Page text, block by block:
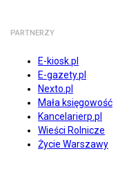
PARTNERZY
E-kiosk.pl
E-gazety.pl
Nexto.pl
Mała księgowość
Kancelarierp.pl
Wieści Rolnicze
Życie Warszawy